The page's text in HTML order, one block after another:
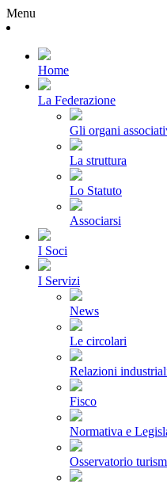
Menu
Home
La Federazione
Gli organi
La struttura
Lo Statuto
Associarsi
I Soci
I Servizi
News
Le circolari
Relazioni
Fisco
Normativa e
Osservatorio